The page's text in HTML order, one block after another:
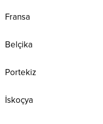
Fransa
Belçika
Portekiz
İskoçya